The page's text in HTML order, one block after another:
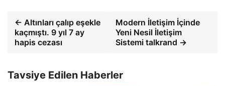
← Altınları çalıp eşekle
kaçmıştı. 9 yıl 7 ay
hapis cezası
Modern İletişim İçinde
Yeni Nesil İletişim
Sistemi talkrand →
Tavsiye Edilen Haberler